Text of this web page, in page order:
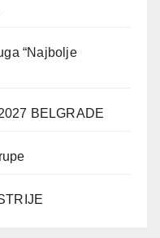
“Najbolje
BELGRADE